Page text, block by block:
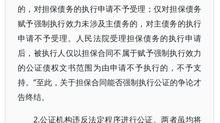
的，对担保债务的执行申请不予受理；仅对担保债务
赋予强制执行效力未涉及主债务的，对主债务的执行
申请不予受理。人民法院受理担保债务的执行申请
后，被执行人仅以担保合同不属于赋予强制执行效力
的公证债权文书范围为由申请不予执行的，不予支
持。”至此，关于担保合同能否强制执行公证的争论才
告终结。
2.公证机构违反法定程序进行公证。两者虽均将